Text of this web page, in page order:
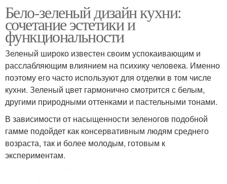
Бело-зеленый дизайн кухни:
сочетание эстетики и
функциональности
Зеленый широко известен своим успокаивающим и
расслабляющим влиянием на психику человека. Именно
поэтому его часто используют для отделки в том числе
кухни. Зеленый цвет гармонично смотрится с белым,
другими природными оттенками и пастельными тонами.
В зависимости от насыщенности зеленогов подобной
гамме подойдет как консервативным людям среднего
возраста, так и более молодым, готовым к
экспериментам.